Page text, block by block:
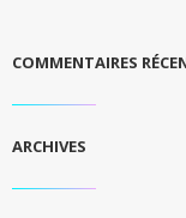
COMMENTAIRES
ARCHIVES